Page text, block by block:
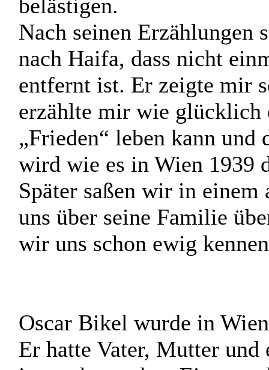
war und dann noch
zum weinen begonnen
unpassend diesen 82
belästigen.
Nach seinen Erzählungen
nach Haifa, dass nicht
entfernt ist. Er zeigte mir
erzählte mir wie
„Frieden“ leben kann
wird wie es in Wien 1939
wir uns schon ewig